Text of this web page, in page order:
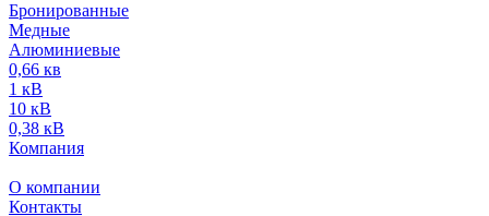
Бронированные
Медные
Алюминиевые
0,66 кв
1 кВ
10 кВ
0,38 кВ
Компания
О компании
Контакты